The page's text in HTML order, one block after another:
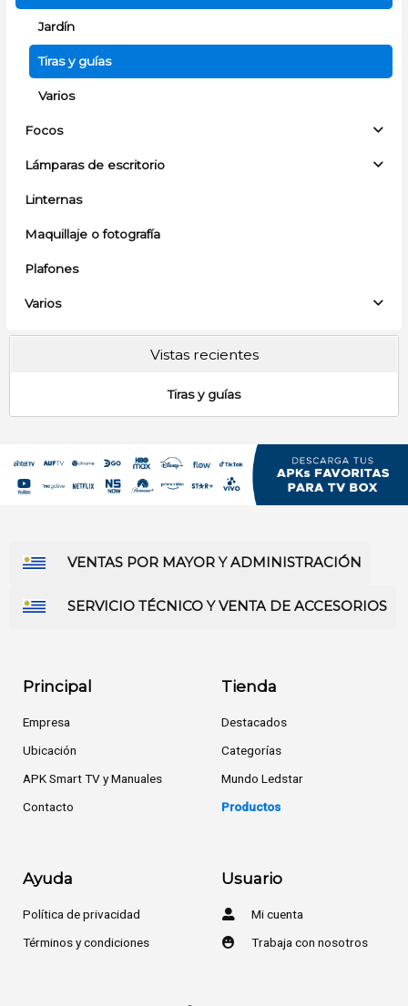
Jardín
Tiras y guías
Varios
Focos
Lámparas de escritorio
Linternas
Maquillaje o fotografía
Plafones
Varios
Vistas recientes
Tiras y guías
VENTAS POR MAYOR Y ADMINISTRACIÓN
SERVICIO TÉCNICO Y VENTA DE ACCESORIOS
Principal
Empresa
Ubicación
APK Smart TV y Manuales
Contacto
Tienda
Destacados
Categorías
Mundo Ledstar
Productos
Ayuda
Política de privacidad
Términos y condiciones
Usuario
Mi cuenta
Trabaja con nosotros